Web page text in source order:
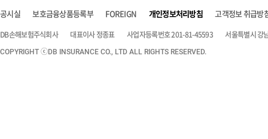
공시실 보호금융상품등록부 FOREIGN 개인정보처리방침 고객정보 취급방
DB손해보험주식회사 대표이사 정종표 사업자등록번호 201-81-45593 서울특별시 강
COPYRIGHT ⓒDB INSURANCE CO., LTD ALL RIGHTS RESERVED.